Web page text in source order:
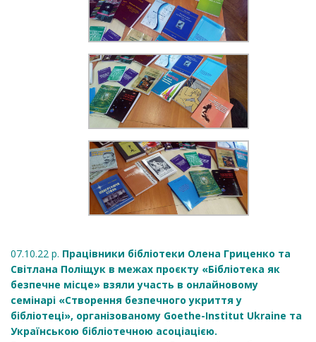
07.10.22 р. Працівники бібліотеки Олена Гриценко та
Світлана Поліщук в межах проєкту «Бібліотека як
безпечне місце» взяли участь в онлайновому
семінарі «Створення безпечного укриття у
бібліотеці», організованому Goethe-Institut Ukraine та
Українською бібліотечною асоціацією.